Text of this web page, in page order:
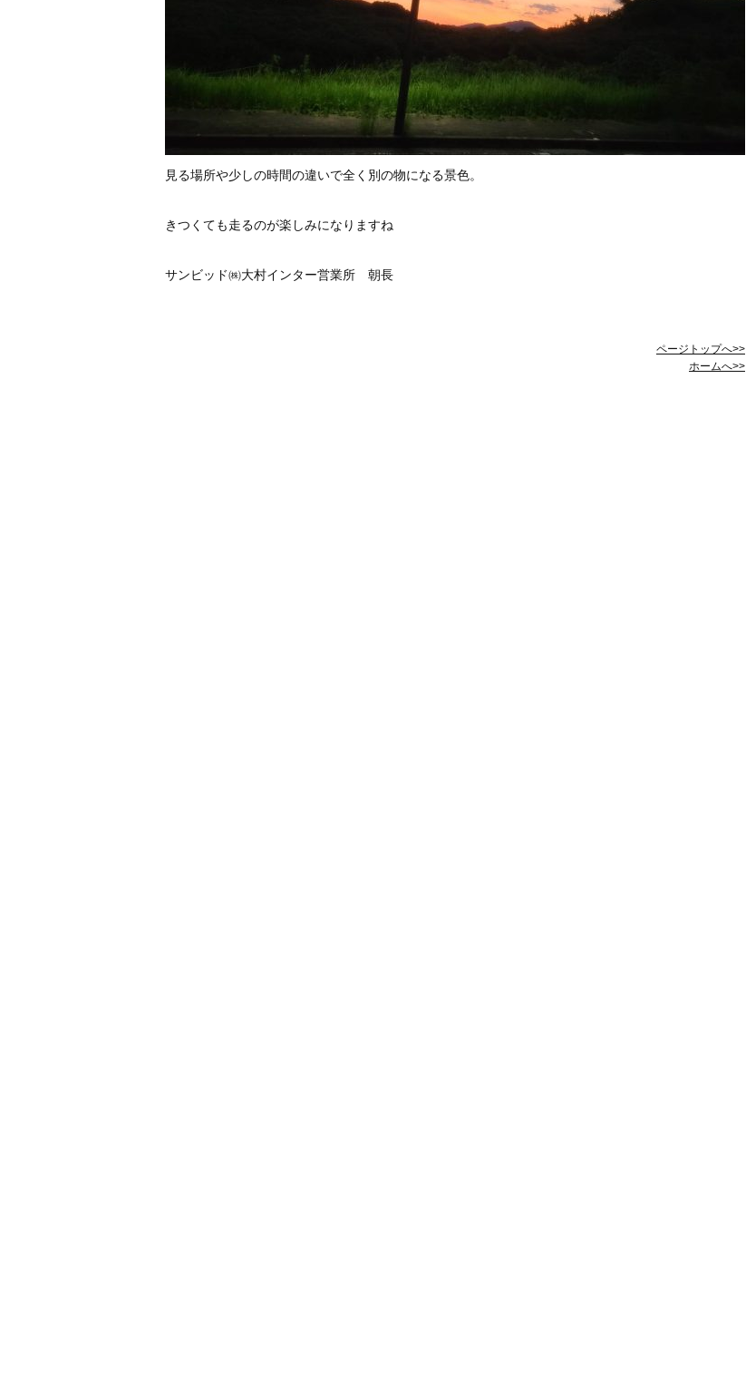
見る場所や少しの時間の違いで全く別の物になる景色。
きつくても走るのが楽しみになりますね
サンビッド㈱大村インター営業所 朝長
ページトップへ>>
ホームへ>>